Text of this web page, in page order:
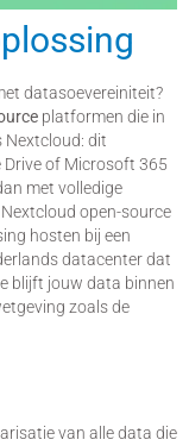
datasoevereiniteit?
platformen die in
Nextcloud: dit
Drive of Microsoft 365
met volledige
open-source
hosten bij een
datacenter dat
blijft jouw data binnen
zoals de
van alle data die